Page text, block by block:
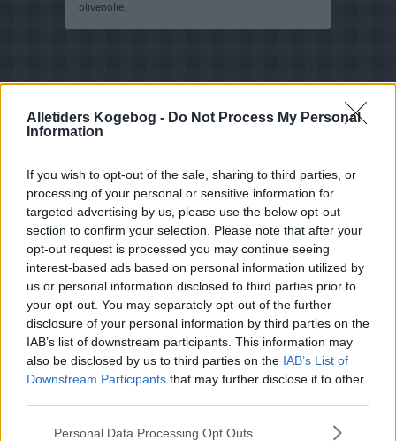
Alletiders Kogebog - Do Not Process My Personal
Information
If you wish to opt-out of the sale, sharing to third parties, or
processing of your personal or sensitive information for
targeted advertising by us, please use the below opt-out
section to confirm your selection. Please note that after your
opt-out request is processed you may continue seeing
interest-based ads based on personal information utilized by
us or personal information disclosed to third parties prior to
your opt-out. You may separately opt-out of the further
disclosure of your personal information by third parties on the
IAB’s list of downstream participants. This information may
also be disclosed by us to third parties on the IAB’s List of
Downstream Participants that may further disclose it to other
Personal Data Processing Opt Outs
olivenolie.
Opskriftsinfo